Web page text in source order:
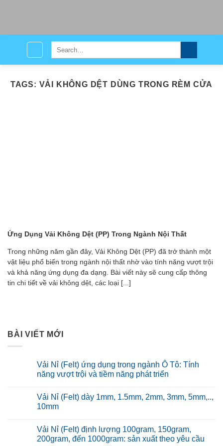
Search
TAGS: VẢI KHÔNG DỆT DÙNG TRONG RÈM CỬA
Ứng Dụng Vải Không Dệt (PP) Trong Ngành Nội Thất
Trong những năm gần đây, Vải Không Dệt (PP) đã trở thành
một vật liệu phổ biến trong ngành nội thất nhờ vào tính năng
vượt trội và khả năng ứng dụng đa dạng. Bài viết này sẽ cung
cấp thông tin chi tiết về vải không dệt, các loại [...]
BÀI VIẾT MỚI
Vải Nỉ (Felt) ứng dụng trong ngành Ô Tô: Tính
năng vượt trội và tiềm năng phát triển
Vải Nỉ (Felt) dày 1mm, 1.5mm, 2mm, 3mm,
5mm,.., 10mm
Vải Nỉ (Felt) định lượng 100gram, 150gram,
200gram, đến 1000gram: sản xuất theo yêu